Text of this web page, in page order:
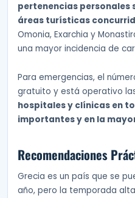
pertenencias personales
áreas turísticas
Omonia, Exarchia y
una mayor incidencia de
Para emergencias, el
gratuito y está operativo
hospitales y clínicas en
importantes y en la
Recomendaciones
Grecia es un país que se
año, pero la temporada